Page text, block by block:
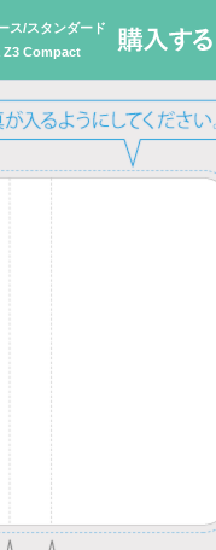
ス/スタンダード
Z3 Compact